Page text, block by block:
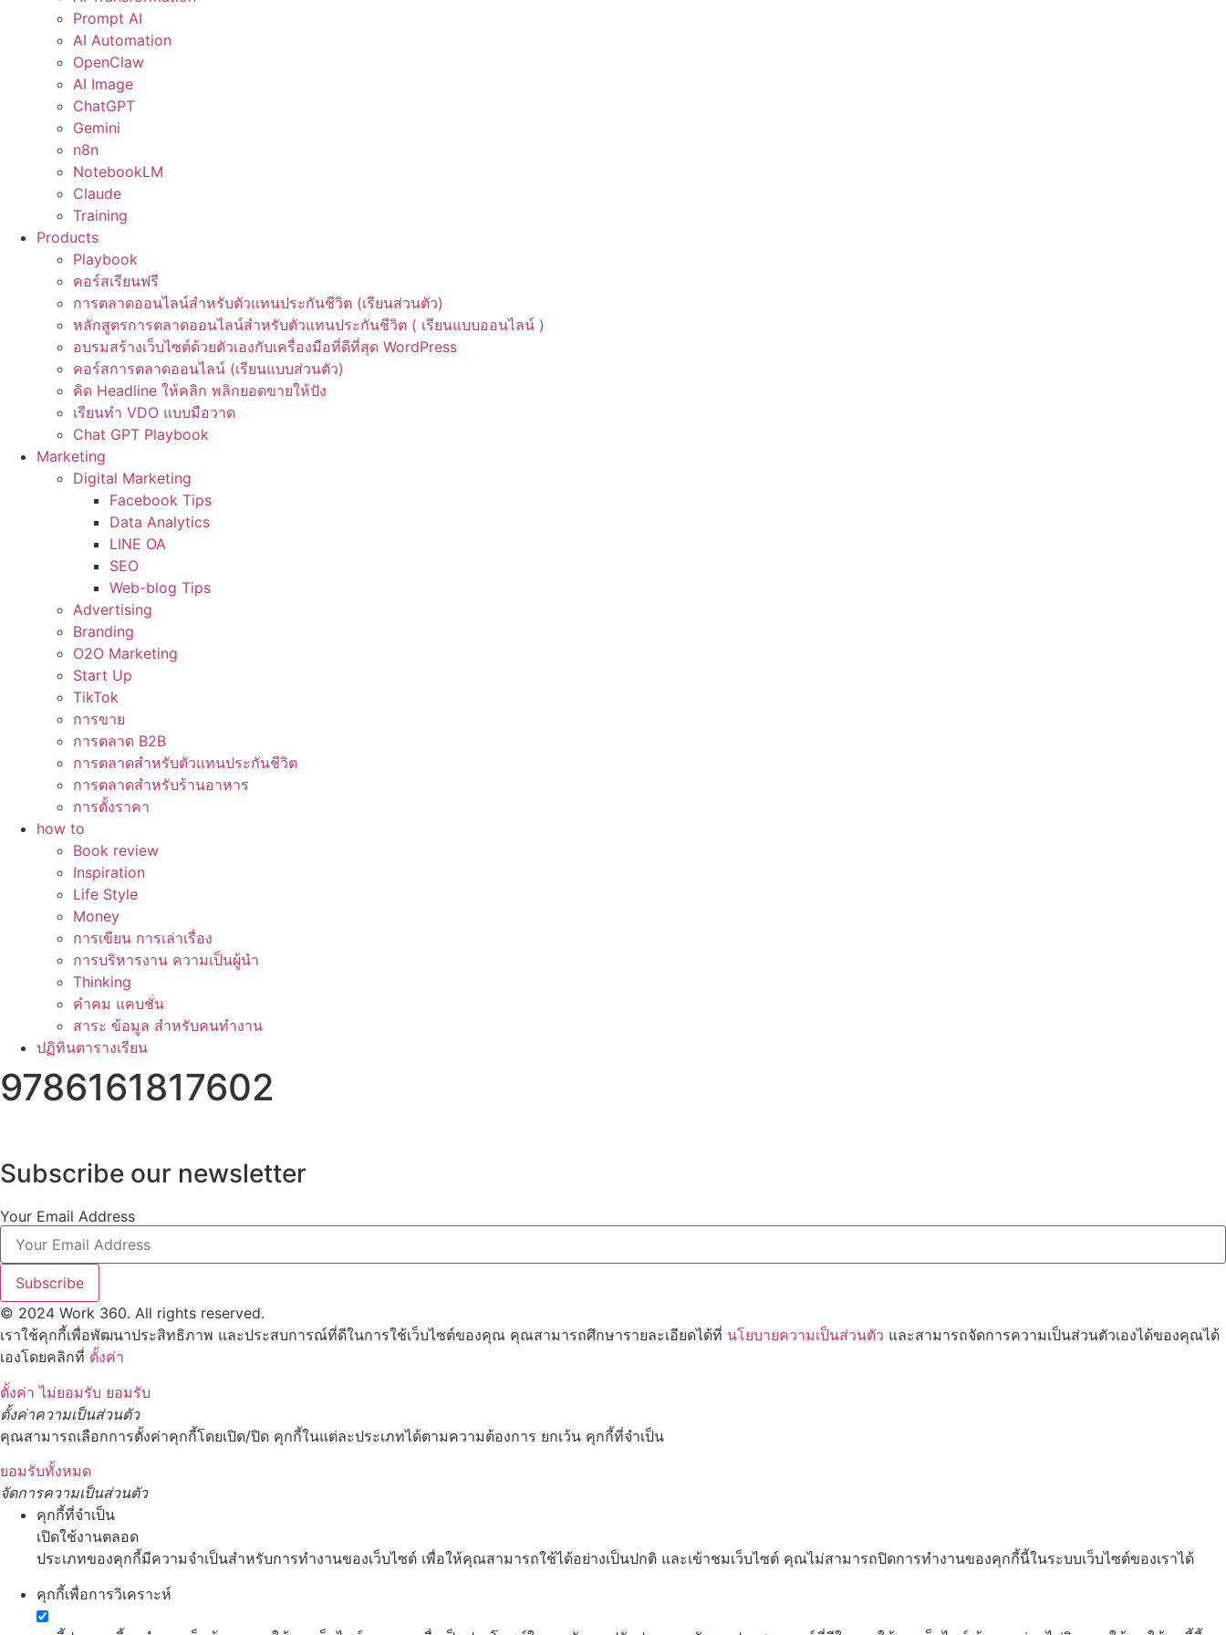
Prompt AI
AI Automation
OpenClaw
AI Image
ChatGPT
Gemini
n8n
NotebookLM
Claude
Training
Products
Playbook
คอร์สเรียนฟรี
การตลาดออนไลน์สำหรับตัวแทนประกันชีวิต (เรียนส่วนตัว)
หลักสูตรการตลาดออนไลน์สำหรับตัวแทนประกันชีวิต ( เรียนแบบออนไลน์ )
อบรมสร้างเว็บไซต์ด้วยตัวเองกับเครื่องมือที่ดีที่สุด WordPress
คอร์สการตลาดออนไลน์ (เรียนแบบส่วนตัว)
คิด Headline ให้คลิก พลิกยอดขายให้ปัง
เรียนทำ VDO แบบมือวาด
Chat GPT Playbook
Marketing
Digital Marketing
Facebook Tips
Data Analytics
LINE OA
SEO
Web-blog Tips
Advertising
Branding
O2O Marketing
Start Up
TikTok
การขาย
การตลาด B2B
การตลาดสำหรับตัวแทนประกันชีวิต
การตลาดสำหรับร้านอาหาร
การตั้งราคา
how to
Book review
Inspiration
Life Style
Money
การเขียน การเล่าเรื่อง
การบริหารงาน ความเป็นผู้นำ
Thinking
คำคม แคบชั่น
สาระ ข้อมูล สำหรับคนทำงาน
ปฏิทินตารางเรียน
9786161817602
Subscribe our newsletter
Your Email Address
Subscribe
© 2024 Work 360. All rights reserved.
เราใช้คุกกี้เพื่อพัฒนาประสิทธิภาพ และประสบการณ์ที่ดีในการใช้เว็บไซต์ของคุณ คุณสามารถศึกษารายละเอียดได้ที่ นโยบายความเป็นส่วนตัว และสามารถจัดการความเป็นส่วนตัวเองได้ของคุณได้
เองโดยคลิกที่ ตั้งค่า
ตั้งค่า ไม่ยอมรับ ยอมรับ
ตั้งค่าความเป็นส่วนตัว
คุณสามารถเลือกการตั้งค่าคุกกี้โดยเปิด/ปิด คุกกี้ในแต่ละประเภทได้ตามความต้องการ ยกเว้น คุกกี้ที่จำเป็น
ยอมรับทั้งหมด
จัดการความเป็นส่วนตัว
คุกกี้ที่จำเป็น
เปิดใช้งานตลอด
ประเภทของคุกกี้มีความจำเป็นสำหรับการทำงานของเว็บไซต์ เพื่อให้คุณสามารถใช้ได้อย่างเป็นปกติ และเข้าชมเว็บไซต์ คุณไม่สามารถปิดการทำงานของคุกกี้นี้ในระบบเว็บไซต์ของเราได้
คุกกี้เพื่อการวิเคราะห์